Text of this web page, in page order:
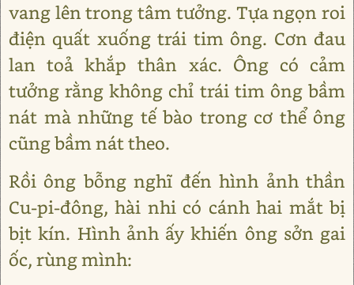
vang lên trong tâm tưởng. Tựa ngọn roi
điện quất xuống trái tim ông. Cơn đau
lan toả khắp thân xác. Ông có cảm
tưởng rằng không chỉ trái tim ông bầm
nát mà những tế bào trong cơ thể ông
cũng bầm nát theo.
Rồi ông bỗng nghĩ đến hình ảnh thần
Cu-pi-đông, hài nhi có cánh hai mắt bị
bịt kín. Hình ảnh ấy khiến ông sởn gai
ốc, rùng mình: